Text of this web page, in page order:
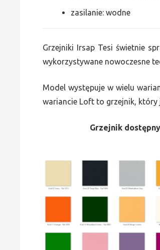
zasilanie: wodne
Grzejniki Irsap Tesi świetnie
wykorzystywane nowoczesne
Model występuje w wielu
wariancie Loft to grzejnik, który
Grzejnik